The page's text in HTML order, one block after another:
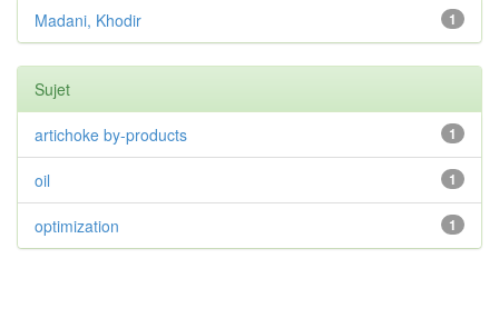
1
Madani, Khodir
Sujet
1
artichoke by-products
1
oil
1
optimization